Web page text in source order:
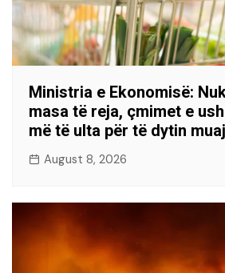
Ministria e Ekonomisë:
masa të reja, çmimet e
më të ulta për të dytin
August 8, 2026